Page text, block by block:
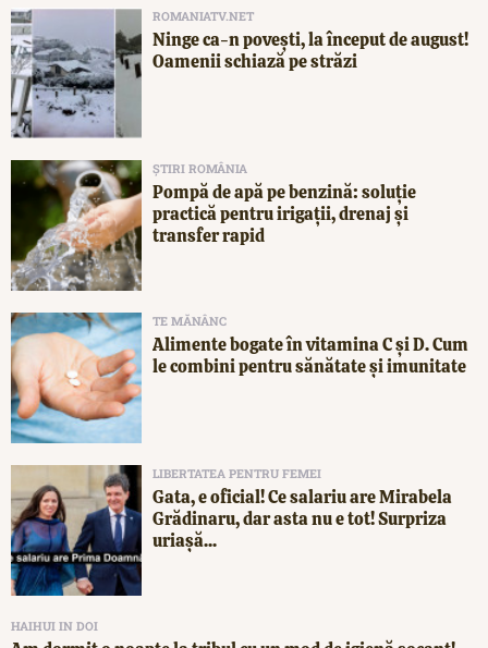
ROMANIATV.NET
Ninge ca-n povești, la început de august!
Oamenii schiază pe străzi
ȘTIRI ROMÂNIA
Pompă de apă pe benzină: soluție
practică pentru irigații, drenaj și
transfer rapid
TE MĂNÂNC
Alimente bogate în vitamina C și D. Cum
le combini pentru sănătate și imunitate
LIBERTATEA PENTRU FEMEI
Gata, e oficial! Ce salariu are Mirabela
Grădinaru, dar asta nu e tot! Surpriza
uriașă...
HAIHUI IN DOI